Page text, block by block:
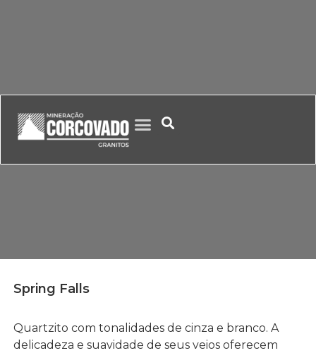
Spring Falls
Quartzito com tonalidades de cinza e branco. A
delicadeza e suavidade de seus veios oferecem